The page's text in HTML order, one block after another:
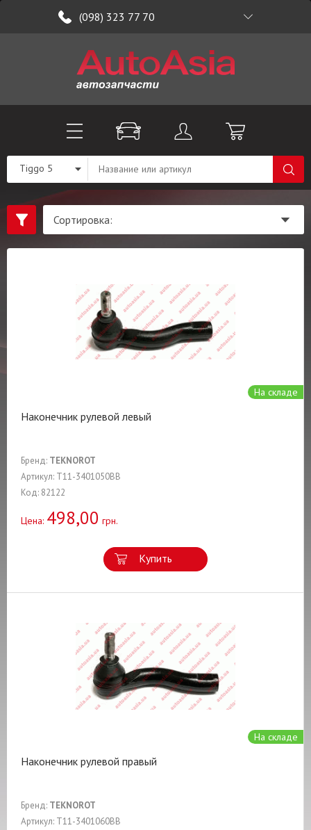
(098) 323 77 70
Tiggo 5
На складе
Наконечник рулевой левый
Бренд: TEKNOROT
Артикул: T11-3401050BB
Код: 82122
Цена: 498,00 грн.
Купить
На складе
Наконечник рулевой правый
Бренд: TEKNOROT
Артикул: T11-3401060BB